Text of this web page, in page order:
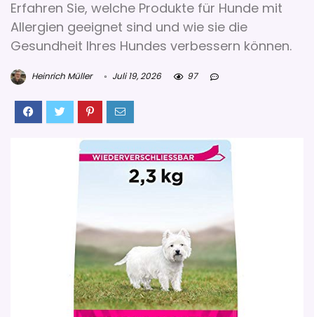
Erfahren Sie, welche Produkte für Hunde mit
Allergien geeignet sind und wie sie die
Gesundheit Ihres Hundes verbessern können.
Heinrich Müller Juli 19, 2026 97